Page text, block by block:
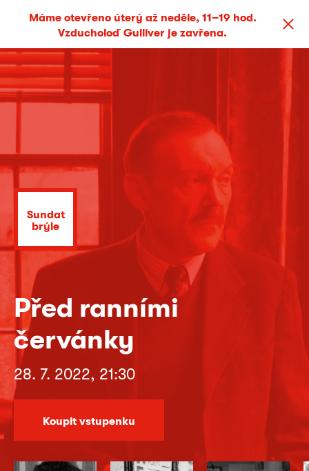
Máme otevřeno úterý až neděle, 11–19 hod.
Vzducholoď Gulliver je zavřena.
Sundat
brýle
Před ranními
červánky
28. 7. 2022, 21:30
Koupit vstupenku